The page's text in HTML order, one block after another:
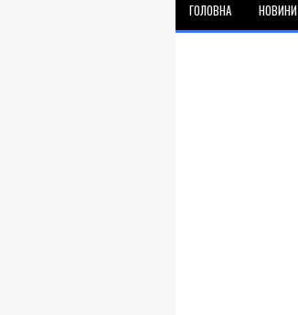
ГОЛОВНА НОВИНИ